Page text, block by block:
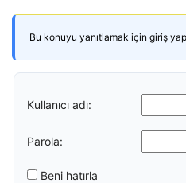
Bu konuyu yanıtlamak için giriş
Kullanıcı adı:
Parola:
Beni hatırla